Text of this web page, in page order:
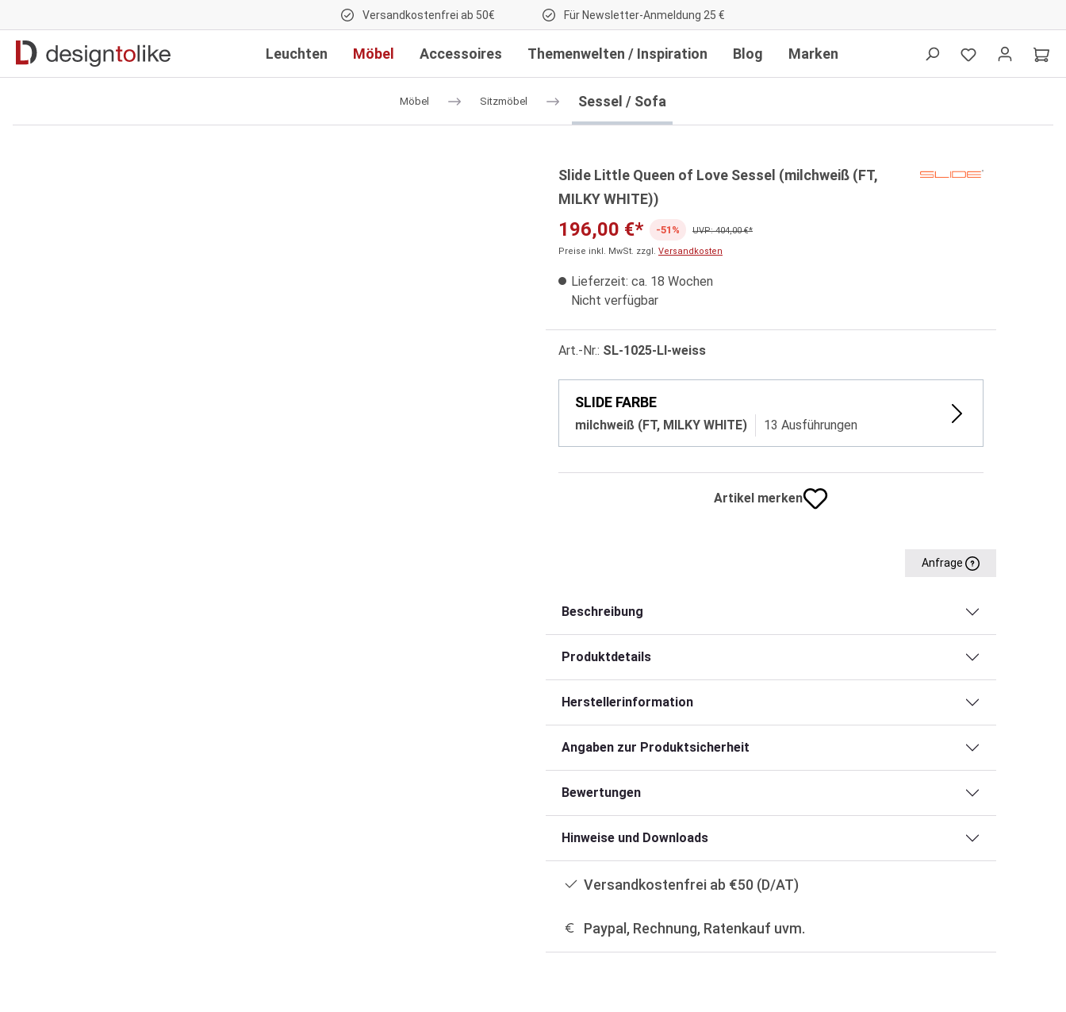
Versandkostenfrei ab 50€ Für Newsletter-Anmeldung 25 €
Leuchten Möbel Accessoires Themenwelten / Inspiration Blog Marken
Möbel Sitzmöbel Sessel / Sofa
Slide Little Queen of Love Sessel (milchweiß (FT,
MILKY WHITE))
196,00 €* -51%
UVP: 404,00 €*
Preise inkl. MwSt. zzgl. Versandkosten
Lieferzeit: ca. 18 Wochen
Nicht verfügbar
Art.-Nr.: SL-1025-LI-weiss
SLIDE FARBE
milchweiß (FT, MILKY WHITE) 13 Ausführungen
Artikel merken
Anfrage
Beschreibung
Produktdetails
Herstellerinformation
Angaben zur Produktsicherheit
Bewertungen
Hinweise und Downloads
Versandkostenfrei ab €50 (D/AT)
Paypal, Rechnung, Ratenkauf uvm.